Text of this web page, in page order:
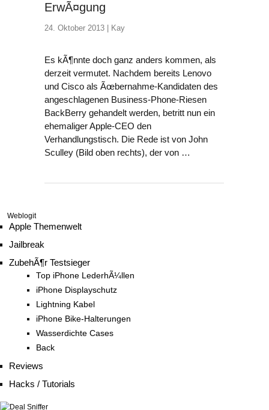
ErwÃ¤gung
24. Oktober 2013 | Kay
Es kÃ¶nnte doch ganz anders kommen, als
derzeit vermutet. Nachdem bereits Lenovo
und Cisco als Ãœbernahme-Kandidaten des
angeschlagenen Business-Phone-Riesen
BackBerry gehandelt werden, betritt nun ein
ehemaliger Apple-CEO den
Verhandlungstisch. Die Rede ist von John
Sculley (Bild oben rechts), der von …
Weblogit
Apple Themenwelt
Jailbreak
ZubehÃ¶r Testsieger
Top iPhone LederhÃ¼llen
iPhone Displayschutz
Lightning Kabel
iPhone Bike-Halterungen
Wasserdichte Cases
Back
Reviews
Hacks / Tutorials